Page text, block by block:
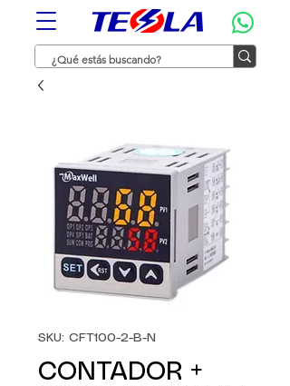
SKU: CFT100-2-B-N
CONTADOR +